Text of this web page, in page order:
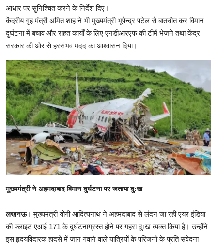
आधार पर सुनिश्चित करने के निर्देश दिए।
केंद्रीय गृह मंत्री अमित शाह ने भी मुख्यमंत्री भूपेन्द्र पटेल से बातचीत कर विमान
दुर्घटना में बचाव और राहत कार्यों के लिए एनडीआरएफ की टीमें भेजने तथा केंद्र
सरकार की ओर से हरसंभव मदद का आश्वासन दिया।
मुख्यमंत्री ने अहमदाबाद विमान दुर्घटना पर जताया दु:ख
लखनऊ। मुख्यमंत्री योगी आदित्यनाथ ने अहमदाबाद से लंदन जा रही एयर इंडिया
की फ्लाइट एआई 171 के दुर्घटनाग्रस्त होने पर गहरा दुःख व्यक्त किया है। उन्होंने
इस हृदयविदारक हादसे में जान गंवाने वाले यात्रियों के परिजनों के प्रति संवेदना